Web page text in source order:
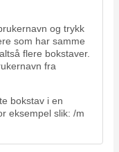
og trykk
som har samme
flere bokstaver.
fra
bokstav i en
eksempel slik: /m